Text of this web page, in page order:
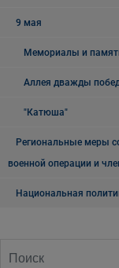
9 мая
Мемориалы и
Аллея дважды
"Катюша"
Региональные меры
военной операции и
Национальная